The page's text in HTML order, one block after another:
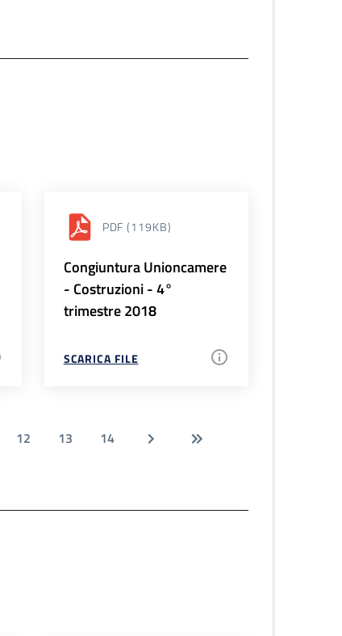
PDF (119KB)
Congiuntura Unioncamere
- Costruzioni - 4°
trimestre 2018
SCARICA FILE
12 13 14